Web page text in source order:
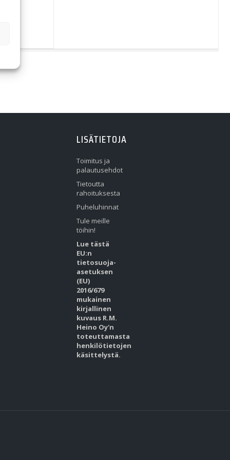
LISÄTIETOJA
Toimitus ja
palautusehdot
Tietoutta
rahoituksesta
Puheluhinnat
Tule meille
töihin!
Lue tästä
EU:n
tietosuoja-
asetuksen
(EU)
2016/679
mukainen
kirjallinen
kuvaus R.M.
Heino Oy'n
toteuttamasta
henkilötietojen
käsittelystä.